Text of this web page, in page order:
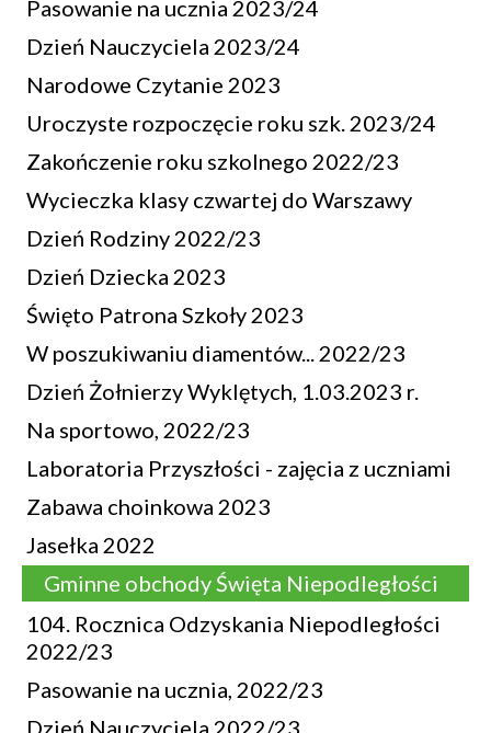
Pasowanie na ucznia 2023/24
Dzień Nauczyciela 2023/24
Narodowe Czytanie 2023
Uroczyste rozpoczęcie roku szk. 2023/24
Zakończenie roku szkolnego 2022/23
Wycieczka klasy czwartej do Warszawy
Dzień Rodziny 2022/23
Dzień Dziecka 2023
Święto Patrona Szkoły 2023
W poszukiwaniu diamentów... 2022/23
Dzień Żołnierzy Wyklętych, 1.03.2023 r.
Na sportowo, 2022/23
Laboratoria Przyszłości - zajęcia z uczniami
Zabawa choinkowa 2023
Jasełka 2022
Gminne obchody Święta Niepodległości
104. Rocznica Odzyskania Niepodległości
2022/23
Pasowanie na ucznia, 2022/23
Dzień Nauczyciela 2022/23